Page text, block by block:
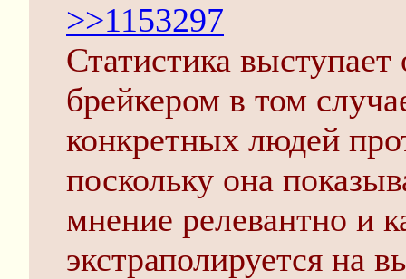
>>1153297
Статистика
брейкером в том
конкретных людей
поскольку она
мнение релевантно и
экстраполируется на